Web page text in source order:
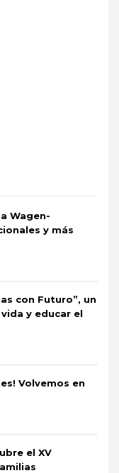
Wagen-
y más
con Futuro”, un
y educar el
Volvemos en
el XV